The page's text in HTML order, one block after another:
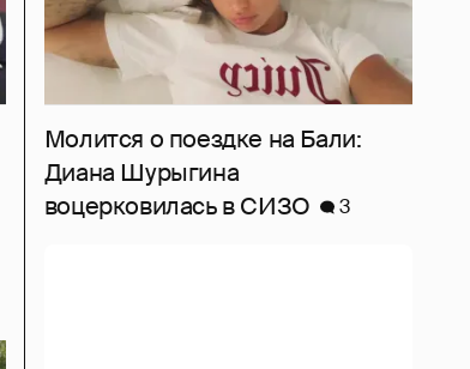
Молится о поездке на Бали:
Диана Шурыгина
воцерковилась в СИЗО
3